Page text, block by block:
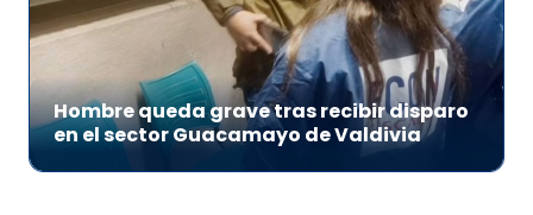
Hombre queda grave tras recibir disparo
en el sector Guacamayo de Valdivia